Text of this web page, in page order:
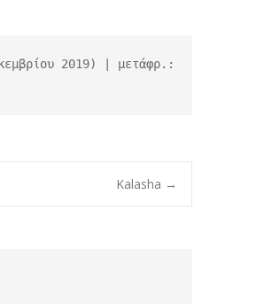
2019) | μετάφρ.:
Kalasha →